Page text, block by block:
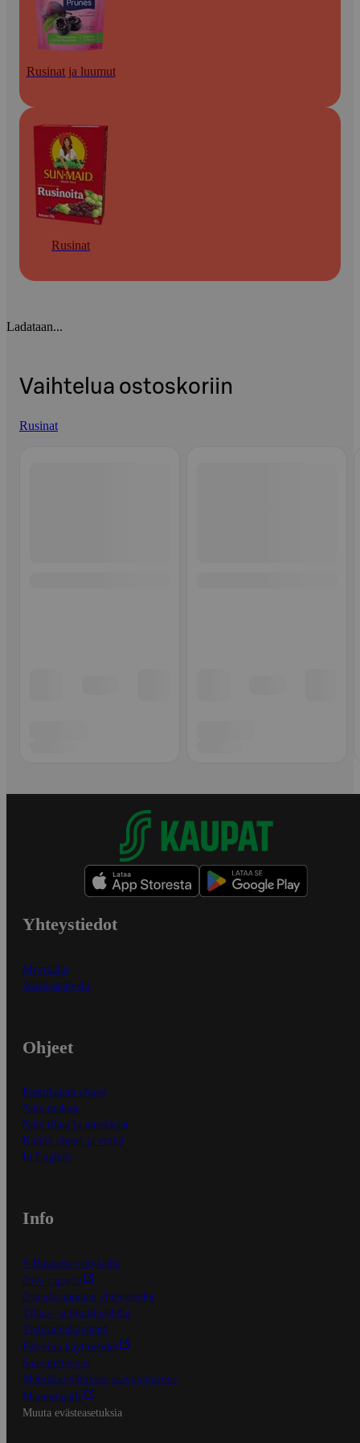
Rusinat ja luumut
Rusinat
Ladataan...
Vaihtelua ostoskoriin
Rusinat
Yhteystiedot
Myymälät
Asiakaspalvelu
Ohjeet
Ensitilaajan ohjeet
Näin maksat
Näin tilaat ja muokkaat
Kaikki ohjeet ja vinkit
In English
Info
S-Business yrityksille
Oiva-raportit
Osuuskauppojen yhteystiedot
Tilaus- ja toimitusehdot
Tietosuojakäytäntö
Palvelun käyttöehdot
Saavutettavuus
Mobiilisovelluksen saavutettavuus
Mainostajalle
Muuta evästeasetuksia